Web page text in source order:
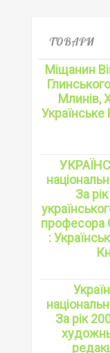
ТОВАРИ
Міщанин
Млинів,
За
професора
:
За рік